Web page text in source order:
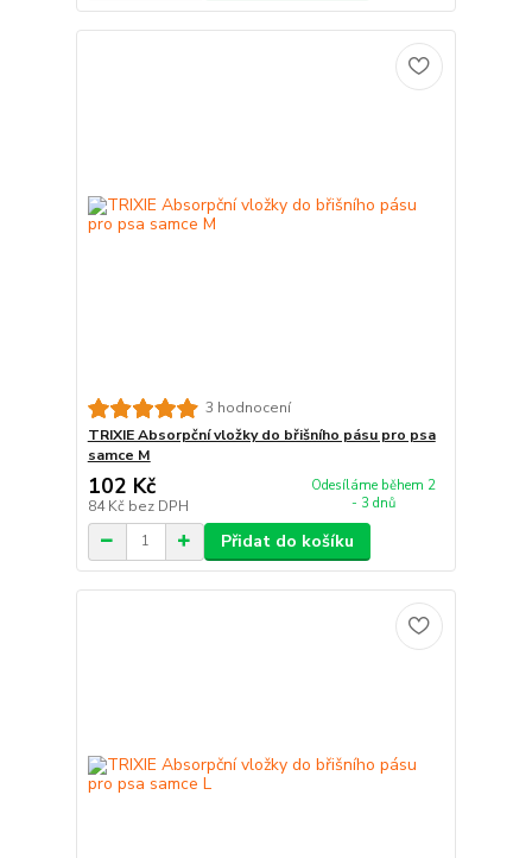
3 hodnocení
TRIXIE Absorpční vložky do břišního pásu pro psa
samce M
102 Kč
84 Kč bez DPH
Odesíláme během 2
- 3 dnů
Přidat do košíku